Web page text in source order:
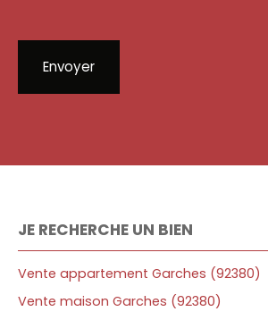
Envoyer
JE RECHERCHE UN BIEN
Vente appartement Garches (92380)
Vente maison Garches (92380)